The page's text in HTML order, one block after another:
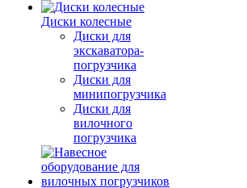
Диски колесные
Диски для
экскаватора-
погрузчика
Диски для
минипогрузчика
Диски для
вилочного
погрузчика